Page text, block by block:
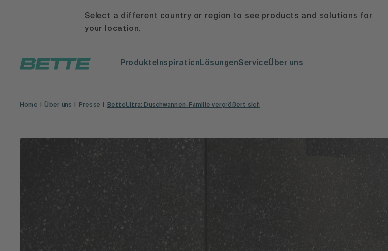
Select a different country or region to see products and solutions for
your location.
ProdukteInspirationLösungenServiceÜber uns
Home Über uns Presse BetteUltra: Duschwannen-Familie vergrößert sich